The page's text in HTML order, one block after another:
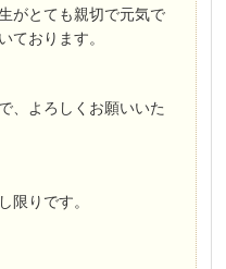
がとても親切で元気で
ております。
、よろしくお願いいた
限りです。